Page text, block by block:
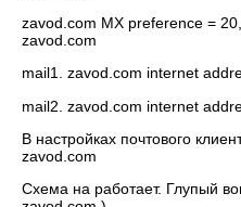
zavod.com MX preference =
zavod.com
mail1. zavod.com internet
mail2. zavod.com internet
В настройках почтового
zavod.com
Схема на работает. Глупый